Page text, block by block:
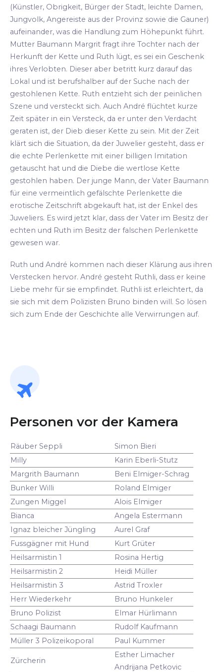
(Künstler, Obrigkeit, Bürger der Stadt, leichte Damen,
Jungvolk, Angereiste aus der Provinz sowie die Gauner)
aufeinander, was die Handlung zum Höhepunkt führt.
Mutter Baumann Margrit fragt ihre Tochter nach der
Herkunft der Kette und Ruth lügt, es sei ein Geschenk
ihres Verlobten. Dieser aber betritt kurz darauf das
Lokal und ist berufshalber auf der Suche nach der
gestohlenen Kette. Ruth entzieht sich der peinlichen
Szene und versteckt sich. Auch André flüchtet kurze
Zeit später in ein Versteck, da er unter den Verdacht
geraten ist, der Dieb dieser Kette zu sein. Mit der Zeit
klärt sich die Situation, da der Juwelier gesteht, dass er
die echte Perlenkette mit einer billigen Imitation
getauscht hat und die Diebe die wertlose Kette
gestohlen haben. Der junge Mann, der Vater Baumann
für eine vermeintlich gefälschte Perlenkette die
erotische Zeitschrift abgekauft hat, ist der Enkel des
Juweliers. Es wird jetzt klar, dass der Vater im Besitz der
echten und Ruth im Besitz der falschen Perlenkette
gewesen war.
Ruth und André kommen nach dieser Klärung aus ihren
Verstecken hervor. André gesteht Ruthli, dass er keine
Liebe mehr für sie empfindet. Ruthli ist erleichtert, da
sie sich mit dem Polizisten Bruno binden will. So lösen
sich zum Ende der Geschichte alle Verwirrungen auf.
Personen vor der Kamera
Räuber Seppli
Simon Bieri
Milly
Karin Eberli-Stutz
Margrith Baumann
Beni Elmiger-Schrag
Bunker Willi
Roland Elmiger
Zungen Miggel
Alois Elmiger
Bianca
Angela Estermann
Ignaz bleicher Jüngling
Aurel Graf
Fussgägner mit Hund
Kurt Grüter
Heilsarmistin 1
Rosina Hertig
Heilsarmistin 2
Heidi Müller
Heilsarmistin 3
Astrid Troxler
Herr Wiederkehr
Bruno Hunkeler
Bruno Polizist
Elmar Hürlimann
Schaagi Baumann
Rudolf Kaufmann
Müller 3 Polizeikoporal
Paul Kummer
Zürcherin
Esther Limacher
Andrijana Petkovic